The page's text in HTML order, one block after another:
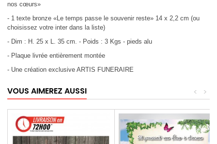
nos cœurs»
- 1 texte bronze «Le temps passe le souvenir reste» 14 x 2,2 cm (ou
choisissez votre inter dans la liste)
- Dim : H. 25 x L. 35 cm. - Poids : 3 Kgs - pieds alu
- Plaque livrée entièrement montée
- Une création exclusive ARTIS FUNERAIRE
VOUS AIMEREZ AUSSI >
<